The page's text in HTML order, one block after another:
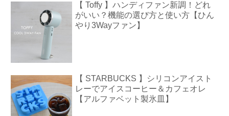
【 Toffy 】ハンディファン新調！どれ
がいい？機能の選び方と使い方【ひん
やり3Wayファン】
【 STARBUCKS 】シリコンアイスト
レーでアイスコーヒー＆カフェオレ
【アルファベット製氷皿】